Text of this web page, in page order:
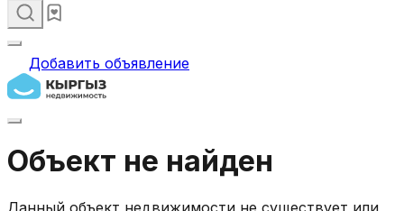
Добавить объявление
Объект не найден
Данный объект недвижимости не существует или